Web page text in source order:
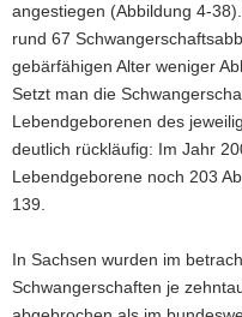
angestiegen (Abbildung 4-
rund 67
gebärfähigen Alter weniger
Setzt man die
Lebendgeborenen des
deutlich rückläufig: Im Jahr
Lebendgeborene noch 203
139.
In Sachsen wurden im
Schwangerschaften je